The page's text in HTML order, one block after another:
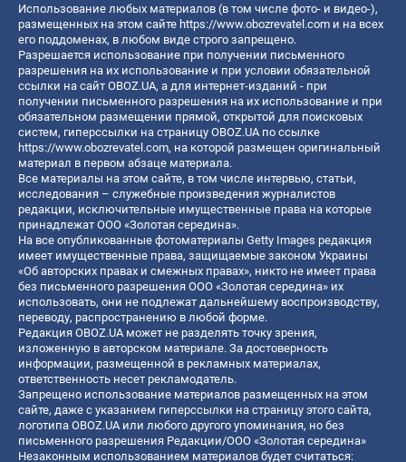
Использование любых материалов (в том числе фото- и видео-),
размещенных на этом сайте https://www.obozrevatel.com и на всех
его поддоменах, в любом виде строго запрещено.
Разрешается использование при получении письменного
разрешения на их использование и при условии обязательной
ссылки на сайт OBOZ.UA, а для интернет-изданий - при
получении письменного разрешения на их использование и при
обязательном размещении прямой, открытой для поисковых
систем, гиперссылки на страницу OBOZ.UA по ссылке
https://www.obozrevatel.com, на которой размещен оригинальный
материал в первом абзаце материала.
Все материалы на этом сайте, в том числе интервью, статьи,
исследования – служебные произведения журналистов
редакции, исключительные имущественные права на которые
принадлежат ООО «Золотая середина».
На все опубликованные фотоматериалы Getty Images редакция
имеет имущественные права, защищаемые законом Украины
«Об авторских правах и смежных правах», никто не имеет права
без письменного разрешения ООО «Золотая середина» их
использовать, они не подлежат дальнейшему воспроизводству,
переводу, распространению в любой форме.
Редакция OBOZ.UA может не разделять точку зрения,
изложенную в авторском материале. За достоверность
информации, размещенной в рекламных материалах,
ответственность несет рекламодатель.
Запрещено использование материалов размещенных на этом
сайте, даже с указанием гиперссылки на страницу этого сайта,
логотипа OBOZ.UA или любого другого упоминания, но без
письменного разрешения Редакции/ООО «Золотая середина»
Незаконным использованием материалов будет считаться: